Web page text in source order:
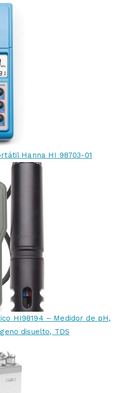
Hanna HI 98703-01
HI98194 – Medidor de pH,
disuelto, TDS